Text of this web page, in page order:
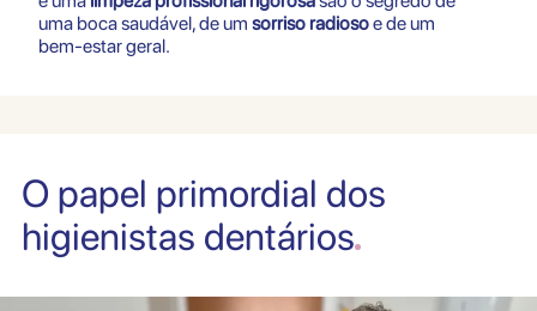
uma boca saudável, de um sorriso radiosoe de um
bem-estar geral.
O papel primordial dos
higienistas dentários